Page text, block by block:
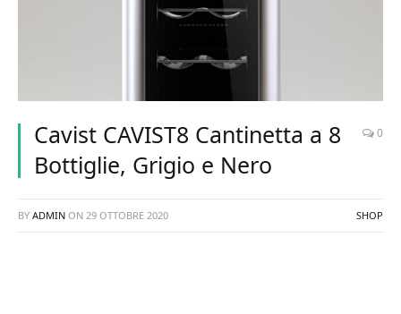
Cavist CAVIST8 Cantinetta a 8
Bottiglie, Grigio e Nero
0
BY ADMIN ON 29 OTTOBRE 2020 SHOP